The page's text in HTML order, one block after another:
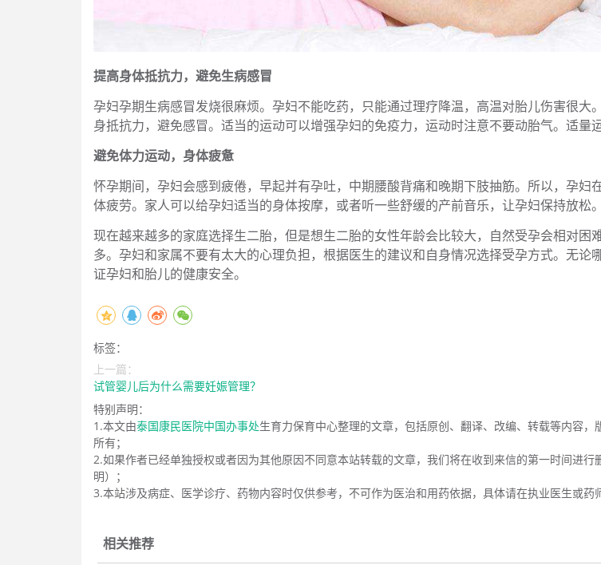
提高身体抵抗力，避免生病感冒
孕妇孕期生病感冒发烧很麻烦。孕妇不能吃药，只能通过理疗降温，高温对胎儿伤害很大
身抵抗力，避免感冒。适当的运动可以增强孕妇的免疫力，运动时注意不要动胎气。适量
避免体力运动，身体疲惫
怀孕期间，孕妇会感到疲倦，早起并有孕吐，中期腰酸背痛和晚期下肢抽筋。所以，孕妇
体疲劳。家人可以给孕妇适当的身体按摩，或者听一些舒缓的产前音乐，让孕妇保持放松。
现在越来越多的家庭选择生二胎，但是想生二胎的女性年龄会比较大，自然受孕会相对困
多。孕妇和家属不要有太大的心理负担，根据医生的建议和自身情况选择受孕方式。无论
证孕妇和胎儿的健康安全。
标签：
上一篇：
试管婴儿后为什么需要妊娠管理？
特别声明：
1.本文由泰国康民医院中国办事处生育力保育中心整理的文章，包括原创、翻译、改编、转载等内容，
所有；
2.如果作者已经单独授权或者因为其他原因不同意本站转载的文章，我们将在收到来信的第一时间进行
明）；
3.本站涉及病症、医学诊疗、药物内容时仅供参考，不可作为医治和用药依据，具体请在执业医生或药
相关推荐